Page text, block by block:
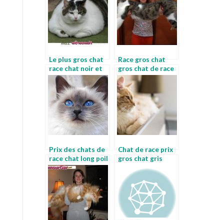
Le plus gros chat
race chat noir et
blanc race
Race gros chat
gros chat de race
Prix des chats de
race chat long poil
Chat de race prix
gros chat gris